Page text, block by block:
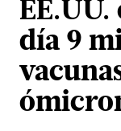
EE.UU.
día 9